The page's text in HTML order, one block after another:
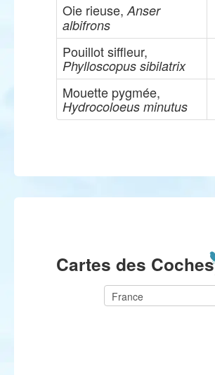
Oie rieuse, Anser
albifrons
Pouillot siffleur,
Phylloscopus sibilatrix
Mouette pygmée,
Hydrocoloeus minutus
Cartes des Coches